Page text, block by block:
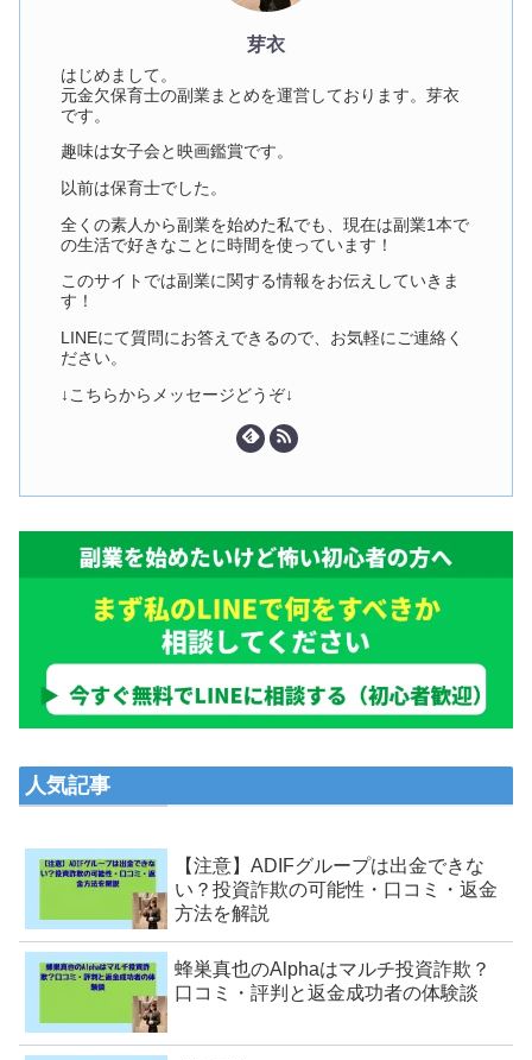
芽衣
はじめまして。
元金欠保育士の副業まとめを運営しております。芽衣
です。
趣味は女子会と映画鑑賞です。
以前は保育士でした。
全くの素人から副業を始めた私でも、現在は副業1本で
の生活で好きなことに時間を使っています！
このサイトでは副業に関する情報をお伝えしていきま
す！
LINEにて質問にお答えできるので、お気軽にご連絡く
ださい。
↓こちらからメッセージどうぞ↓
人気記事
【注意】ADIFグループは出金できな
い？投資詐欺の可能性・口コミ・返金
方法を解説
蜂巣真也のAlphaはマルチ投資詐欺？
口コミ・評判と返金成功者の体験談